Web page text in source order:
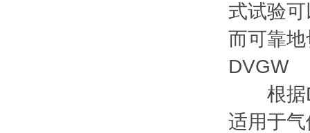
式试验
而可靠
DVGW
根据
适用于